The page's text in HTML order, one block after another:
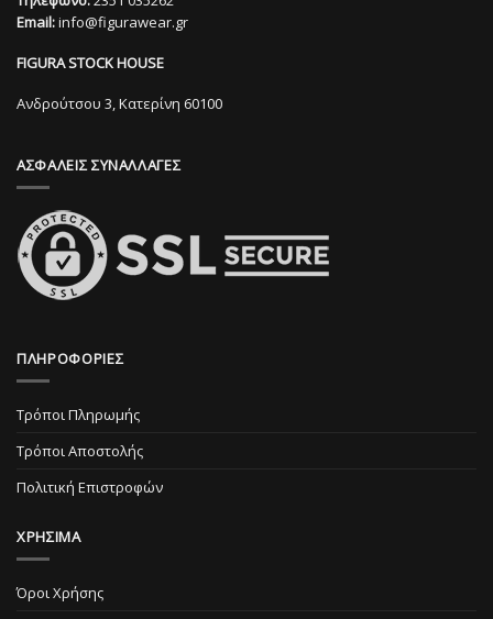
Οι
επιλογές
μπορούν
επιλεγούν
του
Email:info@figurawear.gr
FIGURA STOCK HOUSE
Ανδρούτσου 3, Κατερίνη 60100
ΑΣΦΑΛΕΙΣ ΣΥΝΑΛΛΑΓΕΣ
ΠΛΗΡΟΦΟΡΙΕΣ
Τρόποι Πληρωμής
Τρόποι Αποστολής
Πολιτική Επιστροφών
ΧΡΗΣΙΜΑ
Όροι Χρήσης